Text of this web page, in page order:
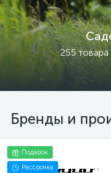
255
Бренды и
Подарок
Рассрочка